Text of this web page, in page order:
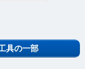
具の一部